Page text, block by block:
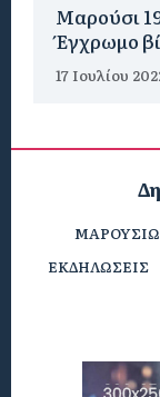
Μαρούσι
Έγχρωμο
17 Ιουλίου
ΕΚΔΗΛΩΣΕΙΣ